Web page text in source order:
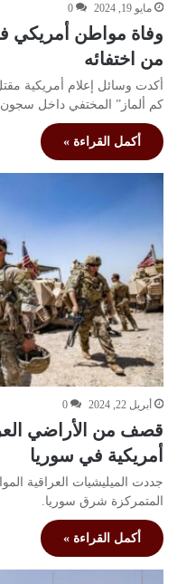
مايو 19, 2024 0
من اختفائه
أكدت وسائل إعلام أمريكية
كم ألماز” المختفي داخل سجون نظام
أكمل القراءة »
أبريل 22, 2024 0
قصف من الأراضي
أمريكية في سوريا
جددت الميليشيات العراقية
المتمركزة شرق سوريا.
أكمل القراءة »